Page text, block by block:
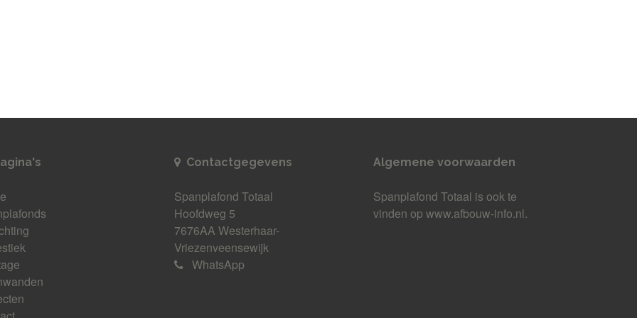
Contactgegevens
Spanplafond Totaal
Hoofdweg 5
7676AA Westerhaar-
Vriezenveensewijk
WhatsApp
Algemene voorwaarden
Spanplafond Totaal is ook te
vinden op www.afbouw-info.nl.